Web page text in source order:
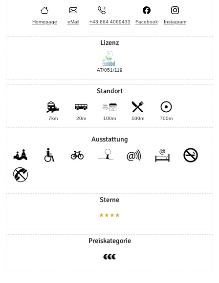
Homepage eMail +43 664 4069433 Facebook Instagram
Lizenz
AT/051/119
Standort
7km 20m 100m 100m 700m
Ausstattung
Sterne
★★★★
Preiskategorie